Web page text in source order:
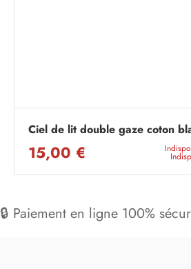
Ciel de lit double gaze coton
15,00 €
🔒 Paiement en ligne 100%